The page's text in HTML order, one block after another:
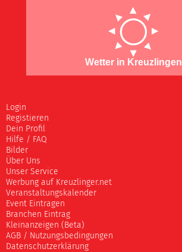
Wetter in Kreuzlingen
Login
Registieren
Dein Profil
Hilfe / FAQ
Bilder
Über Uns
Unser Service
Werbung auf Kreuzlinger.net
Veranstaltungskalender
Event Eintragen
Branchen Eintrag
Kleinanzeigen (Beta)
AGB / Nutzungsbedingungen
Datenschutzerklärung